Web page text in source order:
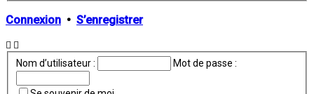
Connexion • S’enregistrer
Nom d’utilisateur : Mot de passe :